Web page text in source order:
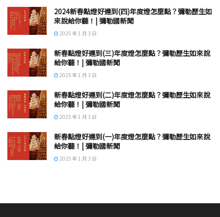
2024新春點燈好運到(四)年度燈怎麼點？彌勒歷生如
來說給你聽！| 彌勒國新聞
2025 年 1 月 3 日
新春點燈好運到(三)年度燈怎麼點？彌勒歷生如來說
給你聽！| 彌勒國新聞
2025 年 1 月 3 日
新春點燈好運到(二)年度燈怎麼點？彌勒歷生如來說
給你聽！| 彌勒國新聞
2025 年 1 月 3 日
新春點燈好運到(一)年度燈怎麼點？彌勒歷生如來說
給你聽！| 彌勒國新聞
2025 年 1 月 3 日